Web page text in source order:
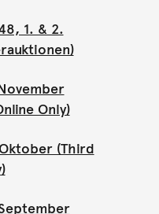
1. & 2.
Only)
(Third